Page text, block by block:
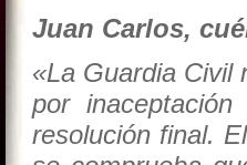
Juan Carlos,
«La Guardia Civil
por
resolución final.